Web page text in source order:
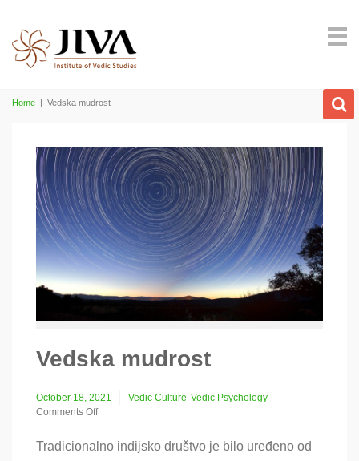
Home | Vedska mudrost
Vedska mudrost
October 18, 2021 Vedic Culture Vedic Psychology
Comments Off
Vedska
Tradicionalno indijsko društvo je bilo uređeno od